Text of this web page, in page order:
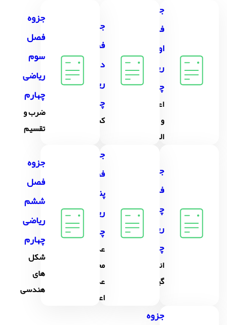
جزوه
فصل
اول
ریاضی
چهارم
اعداد
و
الگوها
جزوه
فصل
دوم
ریاضی
چهارم
کسر
جزوه
فصل
سوم
ریاضی
چهارم
ضرب و
تقسیم
جزوه
فصل
چهارم
ریاضی
چهارم
اندازه
گیری
جزوه
فصل
پنجم
ریاضی
چهارم
عدد
مخلوط و
عدد
اعشاری
جزوه
فصل
ششم
ریاضی
چهارم
شکل
های
هندسی
جزوه